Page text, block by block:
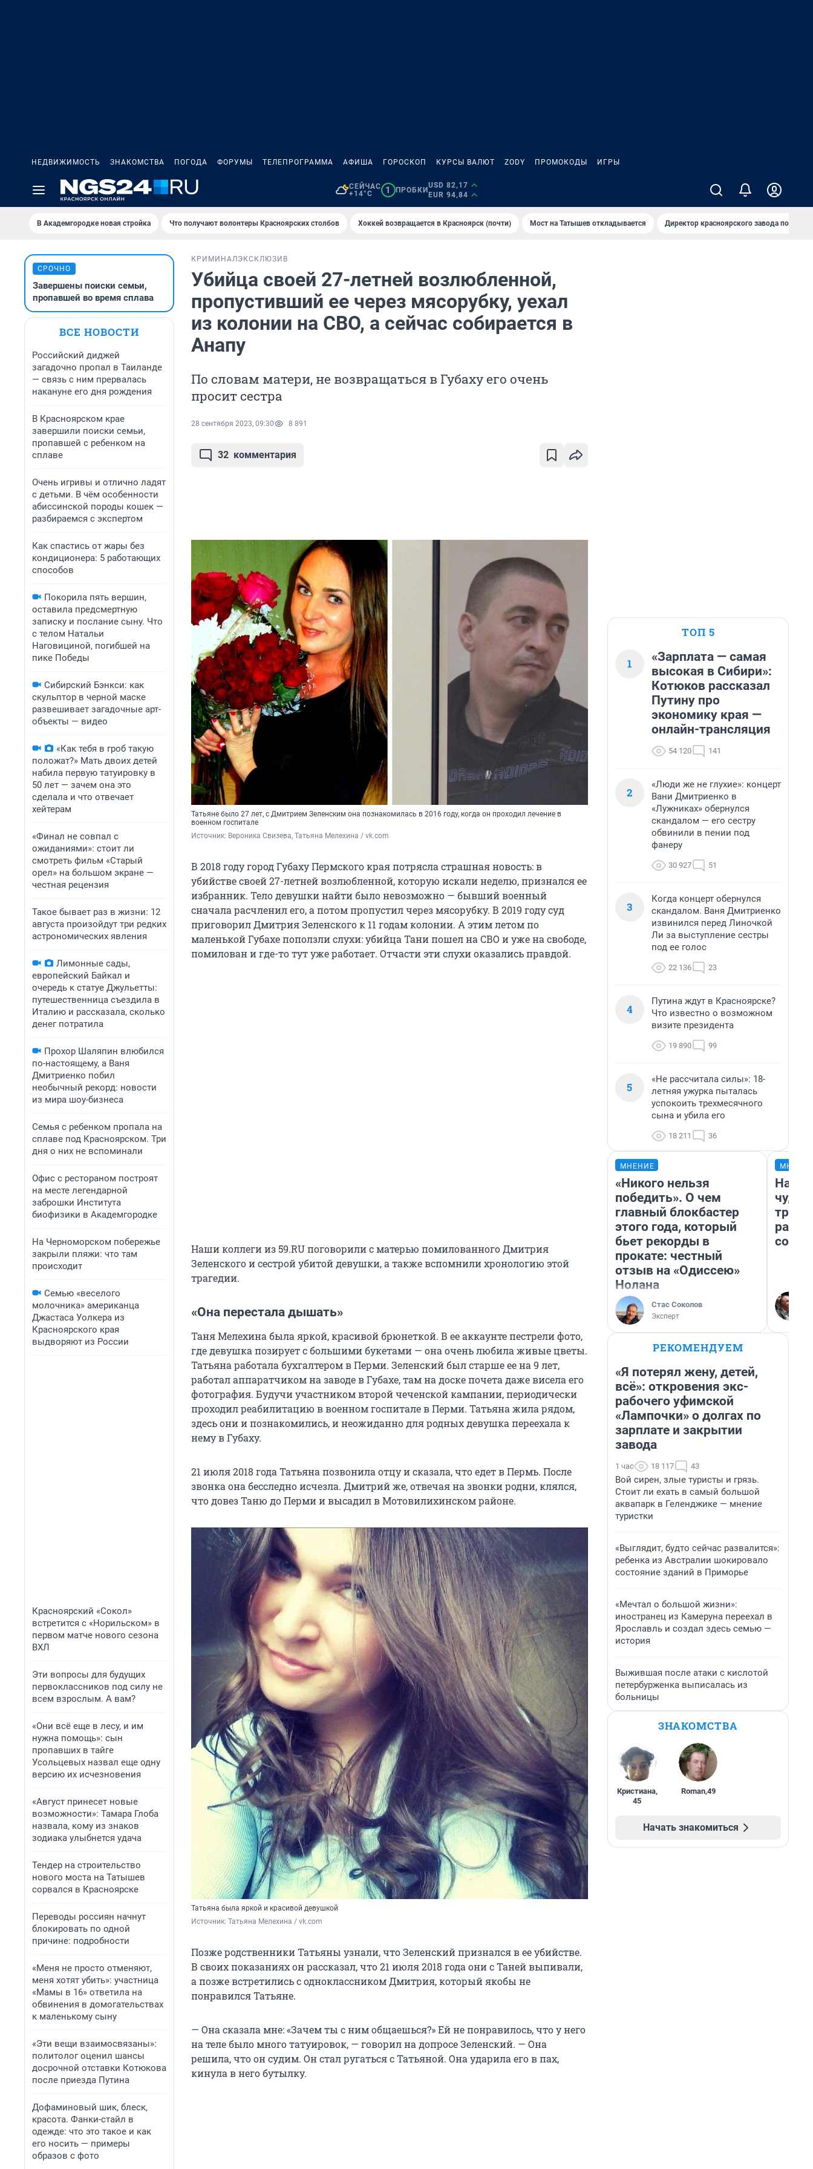
НЕДВИЖИМОСТЬ ЗНАКОМСТВА ПОГОДА ФОРУМЫ ТЕЛЕПРОГРАММА АФИША ГОРОСКОП КУРСЫ ВАЛЮТ ZODY ПРОМОКОДЫ ИГРЫ
СЕЙЧАС
+14°C
1 ПРОБКИ
USD 82,17
EUR 94,84
В Академгородке новая стройка Что получают волонтеры Красноярских столбов Хоккей возвращается в Красноярск (почти) Мост на Татышев откладывается Директор красноярского завода под
СРОЧНО
Завершены поиски семьи,
пропавшей во время сплава
ВСЕ НОВОСТИ
Российский диджей
загадочно пропал в Таиланде
— связь с ним прервалась
накануне его дня рождения
В Красноярском крае
завершили поиски семьи,
пропавшей с ребенком на
сплаве
Очень игривы и отлично ладят
с детьми. В чём особенности
абиссинской породы кошек —
разбираемся с экспертом
Как спастись от жары без
кондиционера: 5 работающих
способов
Покорила пять вершин,
оставила предсмертную
записку и послание сыну. Что
с телом Натальи
Наговициной, погибшей на
пике Победы
Сибирский Бэнкси: как
скульптор в черной маске
развешивает загадочные арт-
объекты — видео
«Как тебя в гроб такую
положат?» Мать двоих детей
набила первую татуировку в
50 лет — зачем она это
сделала и что отвечает
хейтерам
«Финал не совпал с
ожиданиями»: стоит ли
смотреть фильм «Старый
орел» на большом экране —
честная рецензия
Такое бывает раз в жизни: 12
августа произойдут три редких
астрономических явления
Лимонные сады,
европейский Байкал и
очередь к статуе Джульетты:
путешественница съездила в
Италию и рассказала, сколько
денег потратила
Прохор Шаляпин влюбился
по-настоящему, а Ваня
Дмитриенко побил
необычный рекорд: новости
из мира шоу-бизнеса
Семья с ребенком пропала на
сплаве под Красноярском. Три
дня о них не вспоминали
Офис с рестораном построят
на месте легендарной
заброшки Института
биофизики в Академгородке
На Черноморском побережье
закрыли пляжи: что там
происходит
Семью «веселого
молочника» американца
Джастаса Уолкера из
Красноярского края
выдворяют из России
Красноярский «Сокол»
встретится с «Норильском» в
первом матче нового сезона
ВХЛ
Эти вопросы для будущих
первоклассников под силу не
всем взрослым. А вам?
«Они всё еще в лесу, и им
нужна помощь»: сын
пропавших в тайге
Усольцевых назвал еще одну
версию их исчезновения
«Август принесет новые
возможности»: Тамара Глоба
назвала, кому из знаков
зодиака улыбнется удача
Тендер на строительство
нового моста на Татышев
сорвался в Красноярске
Переводы россиян начнут
блокировать по одной
причине: подробности
«Меня не просто отменяют,
меня хотят убить»: участница
«Мамы в 16» ответила на
обвинения в домогательствах
к маленькому сыну
«Эти вещи взаимосвязаны»:
политолог оценил шансы
досрочной отставки Котюкова
после приезда Путина
Дофаминовый шик, блеск,
красота. Фанки-стайл в
одежде: что это такое и как
его носить — примеры
образов с фото
КРИМИНАЛ ЭКСКЛЮЗИВ
Убийца своей 27-летней возлюбленной,
пропустивший ее через мясорубку, уехал
из колонии на СВО, а сейчас собирается в
Анапу
По словам матери, не возвращаться в Губаху его очень
просит сестра
28 сентября 2023, 09:30 8 891
32 комментария
Татьяне было 27 лет, с Дмитрием Зеленским она познакомилась в 2016 году, когда он проходил лечение в
военном госпитале
Источник: Вероника Свизева, Татьяна Мелехина / vk.com
В 2018 году город Губаху Пермского края потрясла страшная новость: в
убийстве своей 27-летней возлюбленной, которую искали неделю, признался ее
избранник. Тело девушки найти было невозможно — бывший военный
сначала расчленил его, а потом пропустил через мясорубку. В 2019 году суд
приговорил Дмитрия Зеленского к 11 годам колонии. А этим летом по
маленькой Губахе поползли слухи: убийца Тани пошел на СВО и уже на свободе,
помилован и где-то тут уже работает. Отчасти эти слухи оказались правдой.
Наши коллеги из 59.RU поговорили с матерью помилованного Дмитрия
Зеленского и сестрой убитой девушки, а также вспомнили хронологию этой
трагедии.
«Она перестала дышать»
Таня Мелехина была яркой, красивой брюнеткой. В ее аккаунте пестрели фото,
где девушка позирует с большими букетами — она очень любила живые цветы.
Татьяна работала бухгалтером в Перми. Зеленский был старше ее на 9 лет,
работал аппаратчиком на заводе в Губахе, там на доске почета даже висела его
фотография. Будучи участником второй чеченской кампании, периодически
проходил реабилитацию в военном госпитале в Перми. Татьяна жила рядом,
здесь они и познакомились, и неожиданно для родных девушка переехала к
нему в Губаху.
21 июля 2018 года Татьяна позвонила отцу и сказала, что едет в Пермь. После
звонка она бесследно исчезла. Дмитрий же, отвечая на звонки родни, клялся,
что довез Таню до Перми и высадил в Мотовилихинском районе.
Татьяна была яркой и красивой девушкой
Источник: Татьяна Мелехина / vk.com
Позже родственники Татьяны узнали, что Зеленский признался в ее убийстве.
В своих показаниях он рассказал, что 21 июля 2018 года они с Таней выпивали,
а позже встретились с одноклассником Дмитрия, который якобы не
понравился Татьяне.
— Она сказала мне: «Зачем ты с ним общаешься?» Ей не понравилось, что у него
на теле было много татуировок, — говорил на допросе Зеленский. — Она
решила, что он судим. Он стал ругаться с Татьяной. Она ударила его в пах,
кинула в него бутылку.
ТОП 5
1
«Зарплата — самая
высокая в Сибири»:
Котюков рассказал
Путину про
экономику края —
онлайн-трансляция
54 120 141
2
«Люди же не глухие»: концерт
Вани Дмитриенко в
«Лужниках» обернулся
скандалом — его сестру
обвинили в пении под
фанеру
30 927 51
3
Когда концерт обернулся
скандалом. Ваня Дмитриенко
извинился перед Линочкой
Ли за выступление сестры
под ее голос
22 136 23
4
Путина ждут в Красноярске?
Что известно о возможном
визите президента
19 890 99
5
«Не рассчитала силы»: 18-
летняя ужурка пыталась
успокоить трехмесячного
сына и убила его
18 211 36
МНЕНИЕ
«Никого нельзя
победить». О чем
главный блокбастер
этого года, который
бьет рекорды в
прокате: честный
отзыв на «Одиссею»
Нолана
Стас Соколов
Эксперт
РЕКОМЕНДУЕМ
«Я потерял жену, детей,
всё»: откровения экс-
рабочего уфимской
«Лампочки» о долгах по
зарплате и закрытии
завода
1 час 18 117 43
Вой сирен, злые туристы и грязь.
Стоит ли ехать в самый большой
аквапарк в Геленджике — мнение
туристки
«Выглядит, будто сейчас развалится»:
ребенка из Австралии шокировало
состояние зданий в Приморье
«Мечтал о большой жизни»:
иностранец из Камеруна переехал в
Ярославль и создал здесь семью —
история
Выжившая после атаки с кислотой
петербурженка выписалась из
больницы
ЗНАКОМСТВА
Кристиана,
45
Roman,49
Начать знакомиться